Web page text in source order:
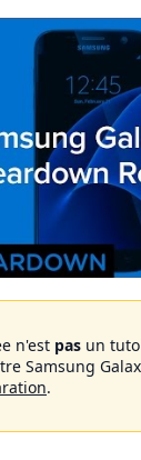
n'est pas un
Samsung
.